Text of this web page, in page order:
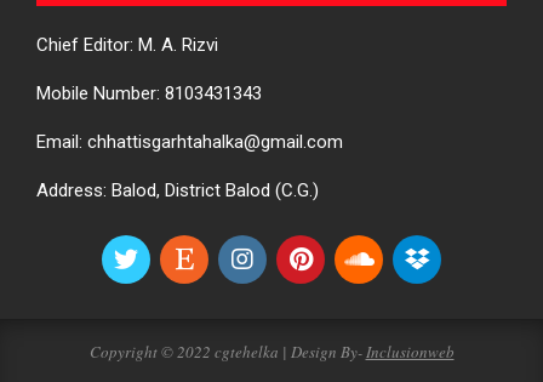
Chief Editor: M. A. Rizvi
Mobile Number: 8103431343
Email: chhattisgarhtahalka@gmail.com
Address: Balod, District Balod (C.G.)
Copyright © 2022 cgtehelka | Design By-Inclusionweb